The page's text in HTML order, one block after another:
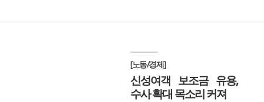
[노동/경제]
신성여객 보조금 유용,
수사 확대 목소리 커져